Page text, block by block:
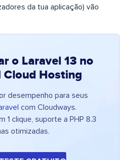
da tua aplicação) vão
o Laravel 13 no
Cloud Hosting
desempenho para seus
com Cloudways.
1 clique, suporte a PHP 8.3
otimizadas.